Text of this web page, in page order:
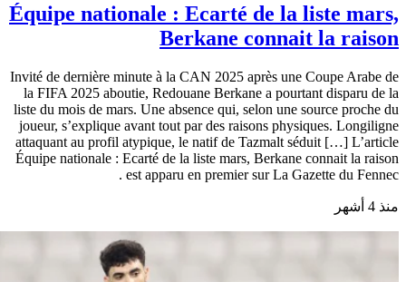
Équipe nationale : Ecarté de la liste mars,
Berkane connait la raison
Invité de dernière minute à la CAN 2025 après une Coupe Arabe de
la FIFA 2025 aboutie, Redouane Berkane a pourtant disparu de la
liste du mois de mars. Une absence qui, selon une source proche du
joueur, s’explique avant tout par des raisons physiques. Longiligne
attaquant au profil atypique, le natif de Tazmalt séduit […] L’article
Équipe nationale : Ecarté de la liste mars, Berkane connait la raison
est apparu en premier sur La Gazette du Fennec .
منذ 4 أشهر